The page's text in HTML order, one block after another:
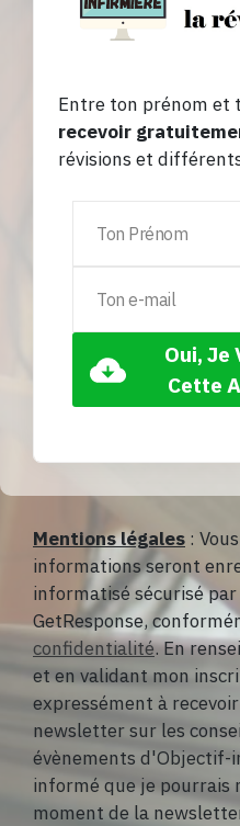
Entre ton prénom et
recevoir
révisions et
Oui, Je
Cette
Mentions légales :
informations seront
informatisé sécurisé
GetResponse,
confidentialité.En
et en validant mon
expressément à
newsletter sur les
évènements d'Objectif-
informé que je pourrais
moment de la